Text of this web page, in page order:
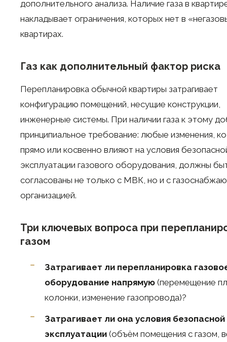
дополнительного анализа. Наличие газа в
накладывает ограничения, которых нет в
квартирах.
Газ как дополнительный фактор риска
Перепланировка обычной квартиры затрагивает
конфигурацию помещений, несущие конструкции,
инженерные системы. При наличии газа к этому
принципиальное требование: любые изменения,
прямо или косвенно влияют на условия
эксплуатации газового оборудования, должны
согласованы не только с МВК, но и с
организацией.
Три ключевых вопроса при
газом
Затрагивает ли перепланировка
оборудование напрямую (перемещение
колонки, изменение газопровода)?
Затрагивает ли она условия безопасной
эксплуатации (объём помещения с газом,